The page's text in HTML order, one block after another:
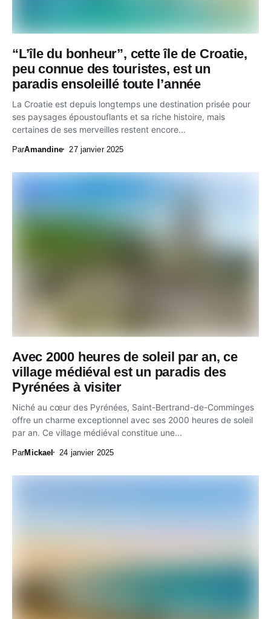
“L’île du bonheur”, cette île de Croatie,
peu connue des touristes, est un
paradis ensoleillé toute l’année
La Croatie est depuis longtemps une destination prisée pour
ses paysages époustouflants et sa riche histoire, mais
certaines de ses merveilles restent encore...
ParAmandine 27 janvier 2025
Avec 2000 heures de soleil par an, ce
village médiéval est un paradis des
Pyrénées à visiter
Niché au cœur des Pyrénées, Saint-Bertrand-de-Comminges
offre un charme exceptionnel avec ses 2000 heures de soleil
par an. Ce village médiéval constitue une...
ParMickael 24 janvier 2025